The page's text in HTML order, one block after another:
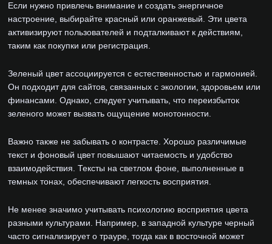
Если нужно привлечь внимание и создать энергичное
настроение, выбирайте красный или оранжевый. Эти цвета
активизируют пользователей и подталкивают к действиям,
таким как покупки или регистрация.
Зеленый цвет ассоциируется с естественностью и гармонией.
Он подходит для сайтов, связанных с экологии, здоровьем или
финансами. Однако, следует учитывать, что переизбыток
зеленого может вызвать ощущение монотонности.
Важно также не забывать о контрасте. Хорошо различимые
текст и фоновый цвет повышают читаемость и удобство
взаимодействия. Тексты на светлом фоне, выполненные в
темных тонах, обеспечивают легкость восприятия.
Не менее значимо учитывать психологию восприятия цвета
разными культурами. Например, в западной культуре черный
часто сигнализирует о трауре, тогда как в восточной может